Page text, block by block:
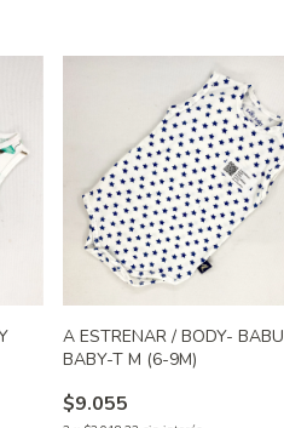
A ESTRENAR / BODY- BABU
BABY-T M (6-9M)
$9.055